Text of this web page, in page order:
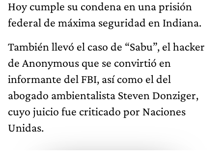
Hoy cumple su condena en una prisión
federal de máxima seguridad en Indiana.
También llevó el caso de “Sabu”, el hacker
de Anonymous que se convirtió en
informante del FBI, así como el del
abogado ambientalista Steven Donziger,
cuyo juicio fue criticado por Naciones
Unidas.